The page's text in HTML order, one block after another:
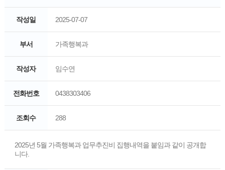
작성일 2025-07-07
부서 가족행복과
작성자 임수연
전화번호 0438303406
조회수 288
2025년 5월 가족행복과 업무추진비 집행내역을 붙임과 같이 공개합
니다.